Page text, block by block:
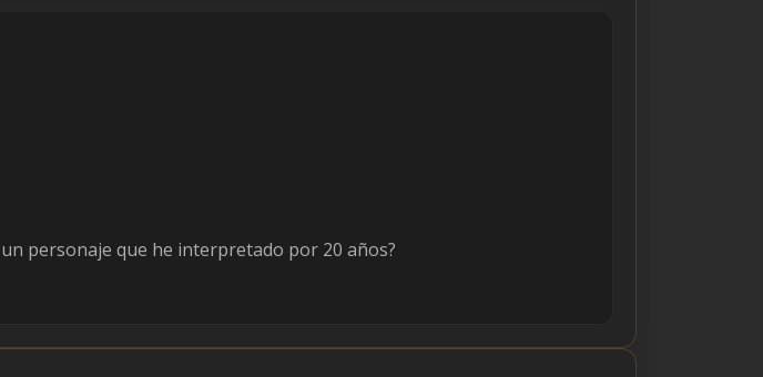
personaje que he interpretado por 20 años?